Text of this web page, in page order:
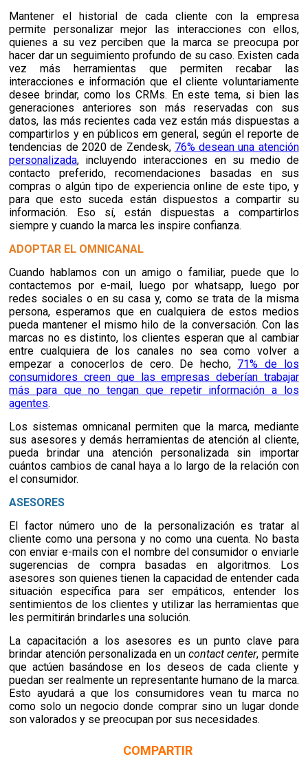
Mantener el historial de cada cliente con la empresa
permite personalizar mejor las interacciones con ellos,
quienes a su vez perciben que la marca se preocupa por
hacer dar un seguimiento profundo de su caso. Existen cada
vez más herramientas que permiten recabar las
interacciones e información que el cliente voluntariamente
desee brindar, como los CRMs. En este tema, si bien las
generaciones anteriores son más reservadas con sus
datos, las más recientes cada vez están más dispuestas a
compartirlos y en públicos em general, según el reporte de
tendencias de 2020 de Zendesk, 76% desean una atención
personalizada, incluyendo interacciones en su medio de
contacto preferido, recomendaciones basadas en sus
compras o algún tipo de experiencia online de este tipo, y
para que esto suceda están dispuestos a compartir su
información. Eso sí, están dispuestas a compartirlos
siempre y cuando la marca les inspire confianza.
ADOPTAR EL OMNICANAL
Cuando hablamos con un amigo o familiar, puede que lo
contactemos por e-mail, luego por whatsapp, luego por
redes sociales o en su casa y, como se trata de la misma
persona, esperamos que en cualquiera de estos medios
pueda mantener el mismo hilo de la conversación. Con las
marcas no es distinto, los clientes esperan que al cambiar
entre cualquiera de los canales no sea como volver a
empezar a conocerlos de cero. De hecho, 71% de los
consumidores creen que las empresas deberían trabajar
más para que no tengan que repetir información a los
agentes.
Los sistemas omnicanal permiten que la marca, mediante
sus asesores y demás herramientas de atención al cliente,
pueda brindar una atención personalizada sin importar
cuántos cambios de canal haya a lo largo de la relación con
el consumidor.
ASESORES
El factor número uno de la personalización es tratar al
cliente como una persona y no como una cuenta. No basta
con enviar e-mails con el nombre del consumidor o enviarle
sugerencias de compra basadas en algoritmos. Los
asesores son quienes tienen la capacidad de entender cada
situación específica para ser empáticos, entender los
sentimientos de los clientes y utilizar las herramientas que
les permitirán brindarles una solución.
La capacitación a los asesores es un punto clave para
brindar atención personalizada en un contact center, permite
que actúen basándose en los deseos de cada cliente y
puedan ser realmente un representante humano de la marca.
Esto ayudará a que los consumidores vean tu marca no
como solo un negocio donde comprar sino un lugar donde
son valorados y se preocupan por sus necesidades.
COMPARTIR